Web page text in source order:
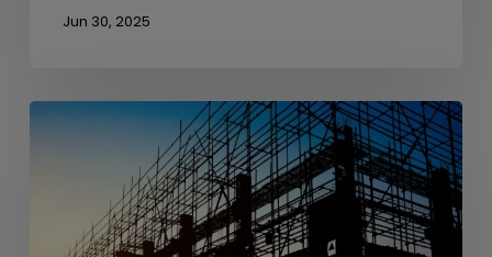
Jun 30, 2025
Dari